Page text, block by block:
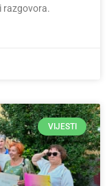
razgovora.
VIJESTI